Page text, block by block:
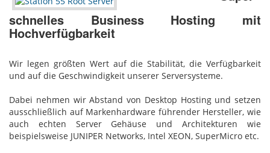
schnelles Business Hosting mit
Hochverfügbarkeit
Wir legen größten Wert auf die Stabilität, die Verfügbarkeit
und auf die Geschwindigkeit unserer Serversysteme.
Dabei nehmen wir Abstand von Desktop Hosting und setzen
ausschließlich auf Markenhardware führender Hersteller, wie
auch echten Server Gehäuse und Architekturen wie
beispielsweise JUNIPER Networks, Intel XEON, SuperMicro etc.